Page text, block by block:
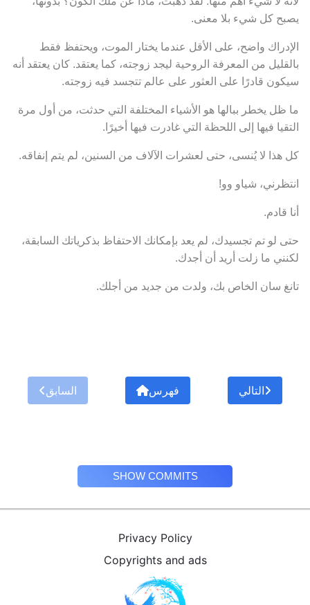
يصبح كل شيء بلا معنى.
الإدراك واضح، على الأقل عندما يختار الموت، ويحتفظ فقط
بالقليل من المعرفة الروحية ليجد زوجته، كما يعتقد. كان يعتقد أنه
سيكون قادرًا على العثور على عالم تتجسد فيه زوجته.
ما ظل يخطر ببالها هو الأشياء المختلفة التي حدثت، من أول مرة
التقيا فيها إلى اللحظة التي غادرت فيها أخيرًا.
كل هذا لا يُنسى، حتى لعشرات الآلاف من السنين، لم يتم إنفاقه.
انتظرني، شياو وو!
أنا قادم.
حتى لو تم تجسيدك، لم يعد بإمكانك الاحتفاظ بذكرياتك السابقة،
لكنني ما زلت أريد أن أجدك.
تانغ سان الخاص بك، ولدت من جديد من أجلك.
السابق فهرس التالي
SHOW COMMITS
Privacy Policy
Copyrights and ads